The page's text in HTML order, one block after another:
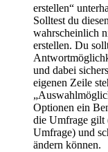
erstellen“
Solltest du
wahrscheinlich
erstellen. Du
und dabei
eigenen Zeile
Optionen ein
die Umfrage gilt
Umfrage) und
ändern können.